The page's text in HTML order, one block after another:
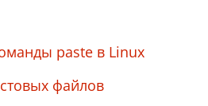
paste в Linux
файлов